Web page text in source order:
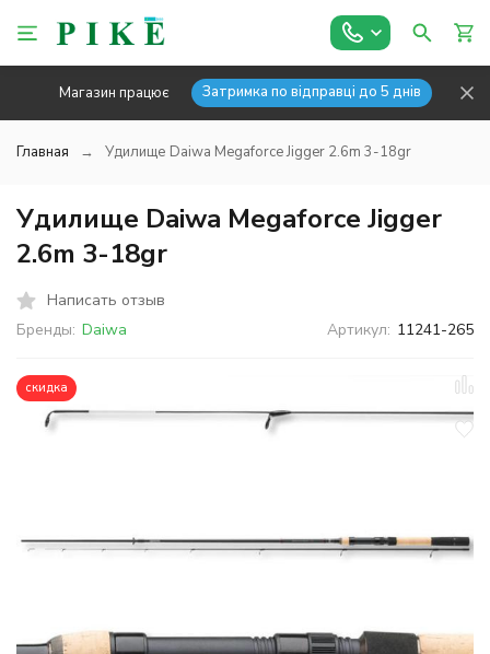
Магазин працює Затримка по відправці до 5 днів
Главная Удилище Daiwa Megaforce Jigger 2.6m 3-18gr
Удилище Daiwa Megaforce Jigger
2.6m 3-18gr
Написать отзыв
Бренды: Daiwa Артикул: 11241-265
скидка